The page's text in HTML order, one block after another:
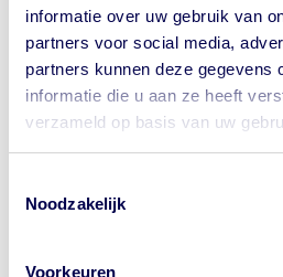
informatie over uw gebruik van
partners voor social media,
partners kunnen deze gegevens
informatie die u aan ze heeft
verzameld op basis van uw
Noodzakelijk
Voorkeuren
Let op waar je op klikt.
Wil je bij de GGD een
van Buitenlandse
Reisadvies Mauritius
Actueel
Criminaliteit